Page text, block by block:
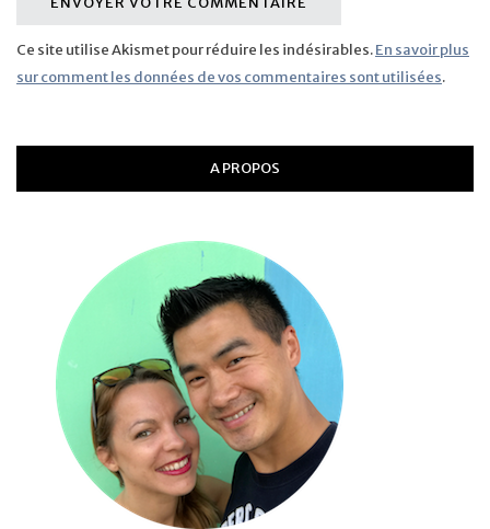
Ce site utilise Akismet pour réduire les indésirables.En savoir plus
sur comment les données de vos commentaires sont utilisées.
A PROPOS